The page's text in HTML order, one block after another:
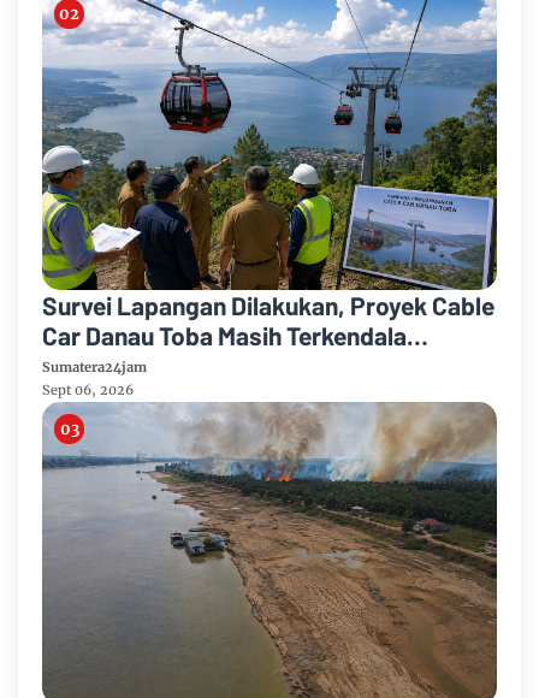
Survei Lapangan Dilakukan, Proyek Cable
Car Danau Toba Masih Terkendala
Pembebasan BPHTB di Sebagian Lahan
Sumatera24jam
Sept 06, 2026